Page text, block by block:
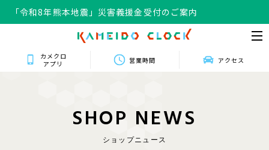
「令和8年熊本地震」災害義援金受付のご案内
カメクロ
アプリ
営業時間 アクセス
SHOP NEWS
ショップニュース